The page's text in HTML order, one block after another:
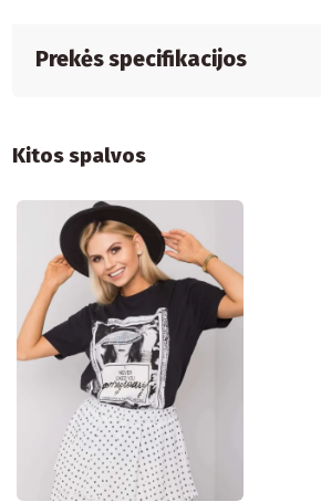
Prekės specifikacijos
Kitos spalvos